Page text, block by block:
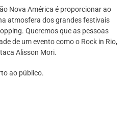
Nova América é proporcionar ao
atmosfera dos grandes festivais
Queremos que as pessoas
de um evento como o Rock in Rio,
Alisson Mori.
ao público.